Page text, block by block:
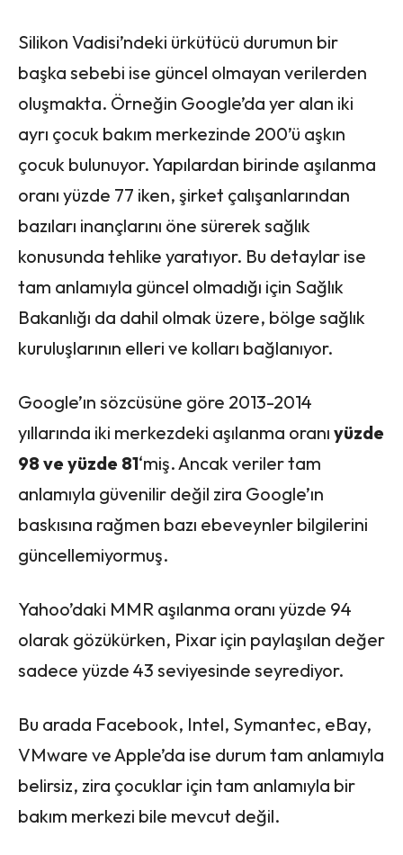
Silikon Vadisi’ndeki ürkütücü durumun bir
başka sebebi ise güncel olmayan verilerden
oluşmakta. Örneğin Google’da yer alan iki
ayrı çocuk bakım merkezinde 200’ü aşkın
çocuk bulunuyor. Yapılardan birinde aşılanma
oranı yüzde 77 iken, şirket çalışanlarından
bazıları inançlarını öne sürerek sağlık
konusunda tehlike yaratıyor. Bu detaylar ise
tam anlamıyla güncel olmadığı için Sağlık
Bakanlığı da dahil olmak üzere, bölge sağlık
kuruluşlarının elleri ve kolları bağlanıyor.
Google’ın sözcüsüne göre 2013-2014
yıllarında iki merkezdeki aşılanma oranı yüzde
98 ve yüzde 81‘miş. Ancak veriler tam
anlamıyla güvenilir değil zira Google’ın
baskısına rağmen bazı ebeveynler bilgilerini
güncellemiyormuş.
Yahoo’daki MMR aşılanma oranı yüzde 94
olarak gözükürken, Pixar için paylaşılan değer
sadece yüzde 43 seviyesinde seyrediyor.
Bu arada Facebook, Intel, Symantec, eBay,
VMware ve Apple’da ise durum tam anlamıyla
belirsiz, zira çocuklar için tam anlamıyla bir
bakım merkezi bile mevcut değil.